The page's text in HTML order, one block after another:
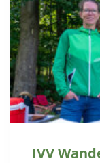
IVV